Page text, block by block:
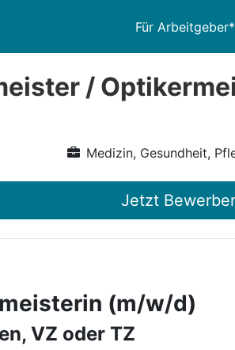
Für
/
Medizin, Gesundheit,
Jetzt
(m/w/d)
VZ oder TZ